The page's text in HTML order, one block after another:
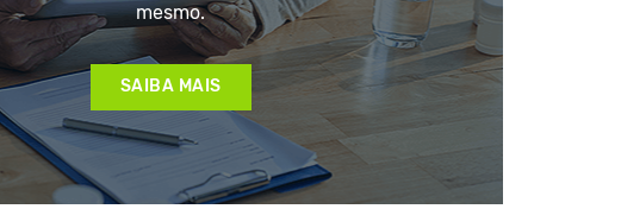
mesmo.
SAIBA MAIS